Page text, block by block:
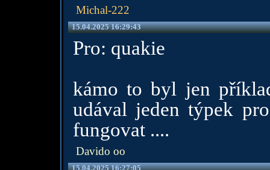
Michal-222
15.04.2025 16:29:43
Pro: quakie
kámo to byl jen
udával jeden týpek
fungovat ....
Davido oo
15.04.2025 16:27:05